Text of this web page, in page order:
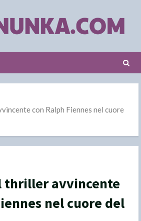
con Ralph Fiennes nel cuore
thriller avvincente
nel cuore del